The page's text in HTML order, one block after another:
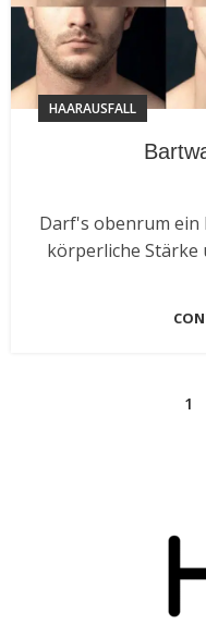
HAARAUSFALL
Darf's obenrum ein
körperliche Stärke
1